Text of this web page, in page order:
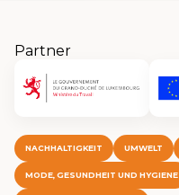
Partner
NACHHALTIGKEIT UMWELT
MODE, GESUNDHEIT UND HYGIENE